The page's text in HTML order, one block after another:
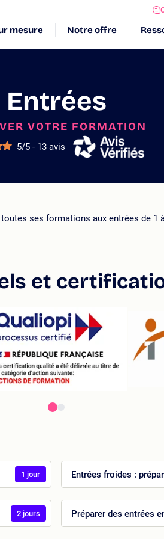
mesure Notre offre
Entrées
VOTRE FORMATION
5/5 - 13 avis
ses formations aux entrées de
et
1 jour
2 jours
Entrées froides :
Préparer des entrées